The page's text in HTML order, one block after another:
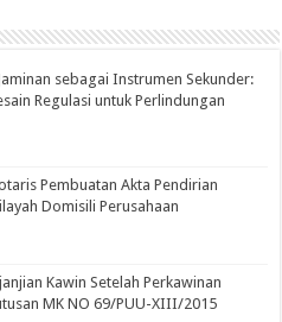
sebagai Instrumen Sekunder:
Regulasi untuk Perlindungan
Pembuatan Akta Pendirian
Domisili Perusahaan
Kawin Setelah Perkawinan
MK NO 69/PUU-XIII/2015